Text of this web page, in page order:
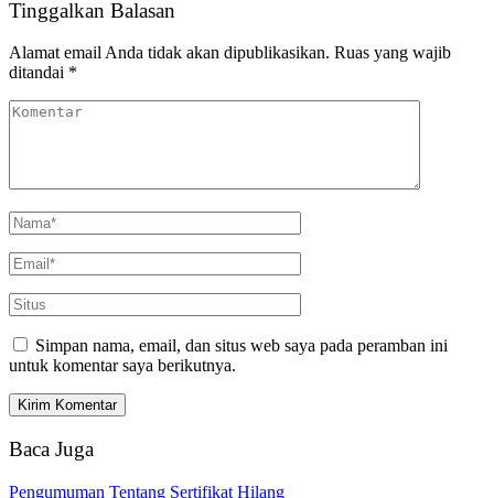
Tinggalkan Balasan
Alamat email Anda tidak akan dipublikasikan. Ruas yang wajib
ditandai *
Simpan nama, email, dan situs web saya pada peramban ini
untuk komentar saya berikutnya.
Baca Juga
Pengumuman Tentang Sertifikat Hilang